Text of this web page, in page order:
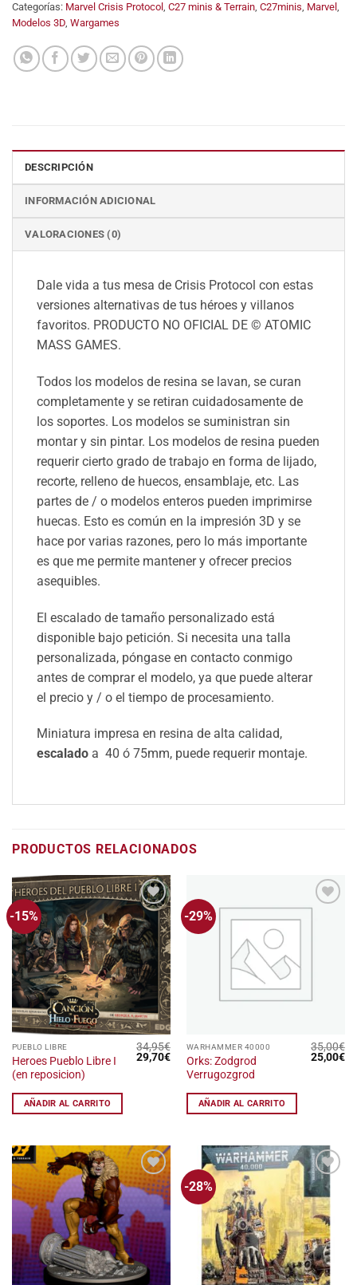
Categorías: Marvel Crisis Protocol , C27 minis & Terrain, C27minis, Marvel ,
Modelos 3D, Wargames
DESCRIPCIÓN
INFORMACIÓN ADICIONAL
VALORACIONES (0)
Dale vida a tus mesa de Crisis Protocol con estas
versiones alternativas de tus héroes y villanos
favoritos. PRODUCTO NO OFICIAL DE © ATOMIC
MASS GAMES.
Todos los modelos de resina se lavan, se curan
completamente y se retiran cuidadosamente de
los soportes. Los modelos se suministran sin
montar y sin pintar. Los modelos de resina pueden
requerir cierto grado de trabajo en forma de lijado,
recorte, relleno de huecos, ensamblaje, etc. Las
partes de / o modelos enteros pueden imprimirse
huecas. Esto es común en la impresión 3D y se
hace por varias razones, pero lo más importante
es que me permite mantener y ofrecer precios
asequibles.
El escalado de tamaño personalizado está
disponible bajo petición. Si necesita una talla
personalizada, póngase en contacto conmigo
antes de comprar el modelo, ya que puede alterar
el precio y / o el tiempo de procesamiento.
Miniatura impresa en resina de alta calidad,
escalado a 40 ó 75mm, puede requerir montaje.
PRODUCTOS RELACIONADOS
-15%
Añadir
a la
lista
de
deseos
PUEBLO LIBRE
Heroes Pueblo Libre I
(en reposicion)
34,95€
El
precio
29,70€El
precio
actual
29,70€.
AÑADIR AL CARRITO
-29%
WARHAMMER 40000
Orks: Zodgrod
Verrugozgrod
35,00€
El
precio
25,00€El
AÑADIR AL CARRITO
Añadir
a la
lista
de
deseos
-28%
Añadir
a la
lista
de
deseos